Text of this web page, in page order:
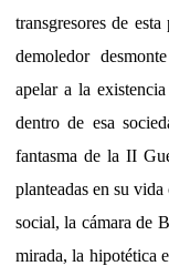
transgresores de
demoledor
apelar a la
dentro de esa
fantasma de la II
planteadas en su
social, la cámara de
mirada, la hipotética